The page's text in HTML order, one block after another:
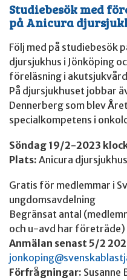
Studiebesök med
på Anicura
Följ med på studiebesök
djursjukhus i Jönköping
föreläsning i
På djursjukhuset jobbar
Dennerberg som blev
specialkompetens i
Söndag 19/2-2023
Plats: Anicura
Gratis för medlemmar i
ungdomsavdelning
Begränsat antal
och u-avd har företräde)
Anmälan senast 5/2
Förfrågningar: Susanne